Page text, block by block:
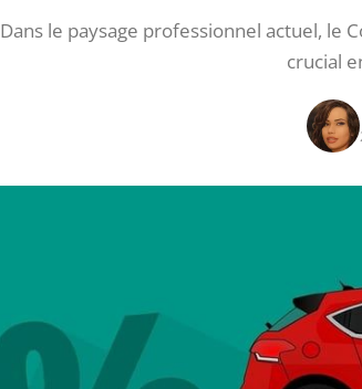
Dans le paysage professionnel actuel, le
crucial